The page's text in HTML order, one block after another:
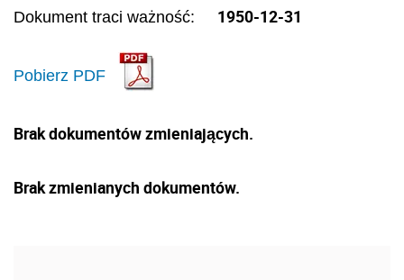
Dokument traci ważność: 1950-12-31
Pobierz PDF
Brak dokumentów zmieniających.
Brak zmienianych dokumentów.